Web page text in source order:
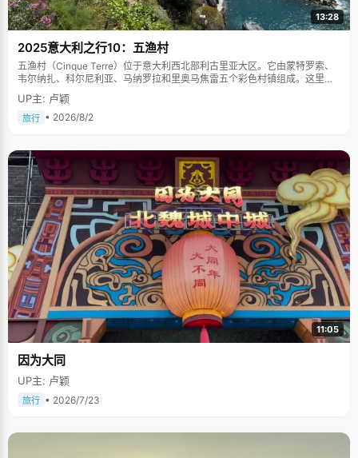
13:28
2025意大利之行10：五渔村
五渔村（Cinque Terre）位于意大利西北部利古里亚大区。它由蒙特罗索、
韦尔纳扎、科尔尼利亚、马纳罗拉和里奥马焦雷五个彩色村镇组成。这里依
山傍海，房屋色彩斑斓，1997年被列为世界文化遗产。
UP主: 卢颖
旅行 • 2026/8/2
11:05
因为大同
UP主: 卢颖
旅行 • 2026/7/23